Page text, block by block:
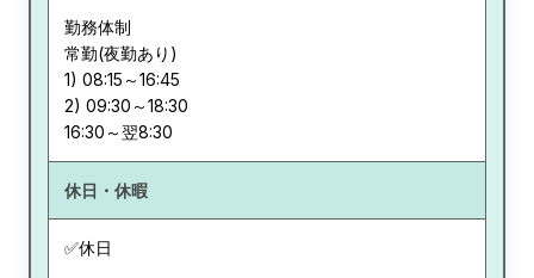
勤務体制
常勤(夜勤あり)
1) 08:15～16:45
2) 09:30～18:30
休日・休暇
✅休日